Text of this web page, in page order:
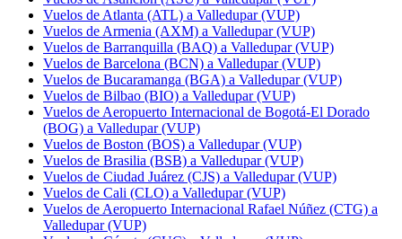
Vuelos de Atlanta (ATL) a Valledupar (VUP)
Vuelos de Armenia (AXM) a Valledupar (VUP)
Vuelos de Barranquilla (BAQ) a Valledupar (VUP)
Vuelos de Barcelona (BCN) a Valledupar (VUP)
Vuelos de Bucaramanga (BGA) a Valledupar (VUP)
Vuelos de Bilbao (BIO) a Valledupar (VUP)
Vuelos de Aeropuerto Internacional de Bogotá-El Dorado
(BOG) a Valledupar (VUP)
Vuelos de Boston (BOS) a Valledupar (VUP)
Vuelos de Brasilia (BSB) a Valledupar (VUP)
Vuelos de Ciudad Juárez (CJS) a Valledupar (VUP)
Vuelos de Cali (CLO) a Valledupar (VUP)
Vuelos de Aeropuerto Internacional Rafael Núñez (CTG) a
Valledupar (VUP)